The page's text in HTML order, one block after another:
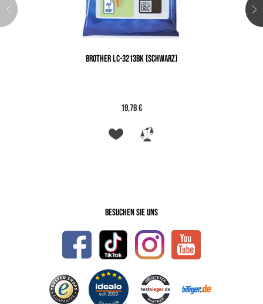
BROTHER LC-3213BK (SCHWARZ)
19,78 €
Besuchen Sie uns